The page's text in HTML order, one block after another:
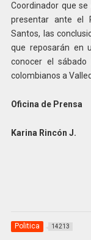
Coordinador que
presentar ante el
Santos, las
que reposarán en
conocer el
colombianos a
Oficina de Prensa
Karina Rincón J.
Politica 14213